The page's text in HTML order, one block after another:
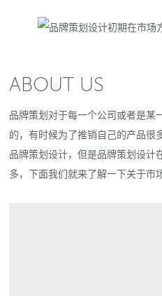
ABOUT US
品牌策划对于每一个公司或者是某
的，有时候为了推销自己的产品很
品牌策划设计，但是品牌策划设计
多，下面我们就来了解一下关于市